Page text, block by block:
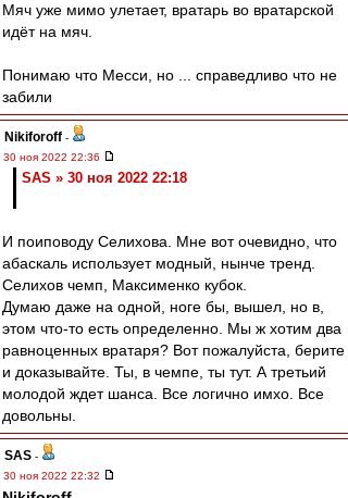
Мяч уже мимо улетает, вратарь во вратарской
идёт на мяч.
Понимаю что Месси, но ... справедливо что не
забили
Nikiforoff -
30 ноя 2022 22:36
SAS » 30 ноя 2022 22:18
И поиповоду Селихова. Мне вот очевидно, что
абаскаль использует модный, нынче тренд.
Селихов чемп, Максименко кубок.
Думаю даже на одной, ноге бы, вышел, но в,
этом что-то есть определенно. Мы ж хотим два
равноценных вратаря? Вот пожалуйста, берите
и доказывайте. Ты, в чемпе, ты тут. А третьий
молодой ждет шанса. Все логично имхо. Все
довольны.
SAS -
30 ноя 2022 22:32